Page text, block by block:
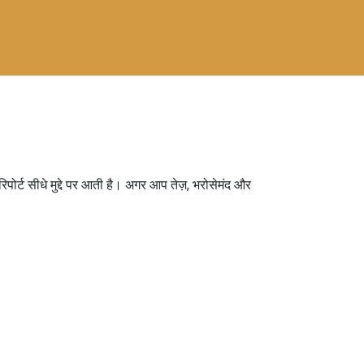
सीधे मुद्दे पर आती है। अगर आप तेज़, भरोसेमंद और